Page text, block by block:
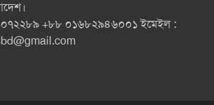
+৮৮ ০১৬৮২৯৪৬০০১ ইমেইল :